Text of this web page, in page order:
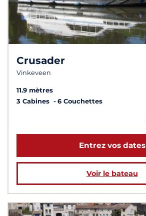
Crusader
Vinkeveen
11.9 mètres
3 Cabines
6 Couchettes
Entrez vos dates
Voir le bateau